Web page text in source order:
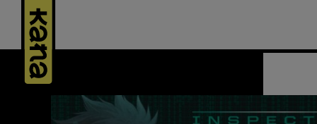
Panneau de gestion des cookies